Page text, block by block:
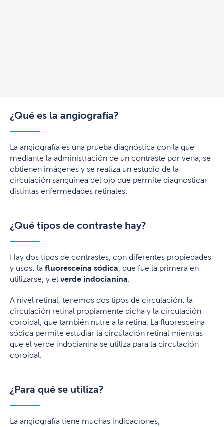
¿Qué es la angiografía?
La angiografía es una prueba diagnóstica con la que
mediante la administración de un contraste por vena, se
obtienen imágenes y se realiza un estudio de la
circulación sanguínea del ojo que permite diagnosticar
distintas enfermedades retinales.
¿Qué tipos de contraste hay?
Hay dos tipos de contrastes, con diferentes propiedades
y usos: la fluoresceína sódica , que fue la primera en
utilizarse, y el verde indocianina
A nivel retinal, tenemos dos tipos de circulación: la
circulación retinal propiamente dicha y la circulación
coroidal, que también nutre a la retina. La fluoresceína
sódica permite estudiar la circulación retinal mientras
que el verde indocianina se utiliza para la circulación
coroidal.
¿Para qué se utiliza?
La angiografía tiene muchas indicaciones,